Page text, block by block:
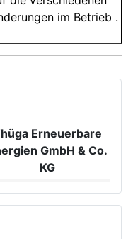
im Betrieb .
Erneuerbare
GmbH & Co.
KG